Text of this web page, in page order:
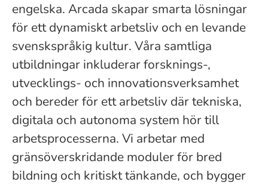
engelska. Arcada skapar smarta lösningar
för ett dynamiskt arbetsliv och en levande
svenskspråkig kultur. Våra samtliga
utbildningar inkluderar forsknings-,
utvecklings- och innovationsverksamhet
och bereder för ett arbetsliv där tekniska,
digitala och autonoma system hör till
arbetsprocesserna. Vi arbetar med
gränsöverskridande moduler för bred
bildning och kritiskt tänkande, och bygger